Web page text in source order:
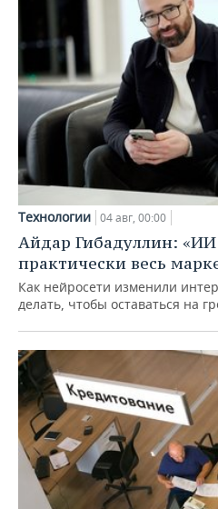
Технологии 04 авг, 00:00
Айдар Гибадуллин: «ИИ
практически весь
Как нейросети изменили
делать, чтобы оставаться на